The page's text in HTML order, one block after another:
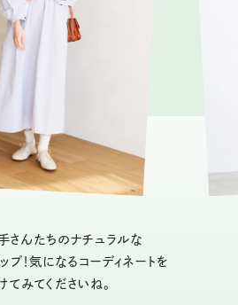
さんたちのナチュラルな
プ！気になるコーディネートを
てみてくださいね。